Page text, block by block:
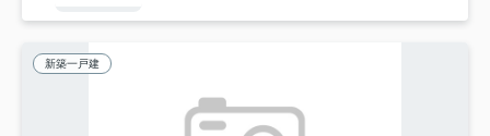
新築一戸建